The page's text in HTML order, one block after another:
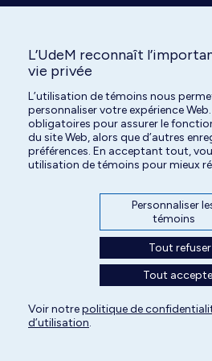
Tous droits réservés | Centre hospitalier
de Montréal |
Paramètres des témoins
L’UdeM reconnaît
vie privée
L’utilisation de témoins nous
personnaliser votre expérience
obligatoires pour assurer le
du site Web, alors que d’autres
préférences. En acceptant tout,
utilisation de témoins pour mieux
Personnaliser
témoins
Tout refuser
Tout
Voir notrepolitique de
d’utilisation.